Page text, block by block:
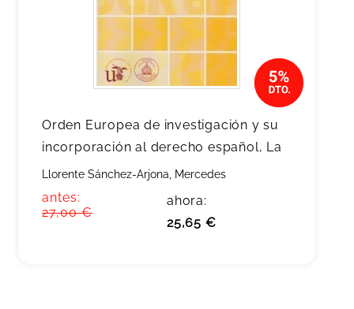
Orden Europea de investigación y su
incorporación al derecho español, La
Llorente Sánchez-Arjona, Mercedes
antes:
27,00 €
ahora:
25,65 €